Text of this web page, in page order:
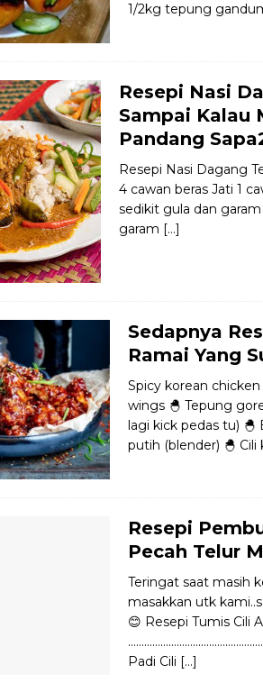
1/2kg tepung
Resepi Nasi
Sampai Kalau
Pandang
Resepi Nasi Dagang
4 cawan beras Jati 1
sedikit gula dan
garam […]
Sedapnya
Ramai Yang
Spicy korean
wings 🐣 Tepung
lagi kick pedas tu) 🐣
putih (blender) 🐣 Cili
Resepi
Pecah Telur
Teringat saat masih
masakkan utk
😊 Resepi Tumis Cili
Padi Cili […]